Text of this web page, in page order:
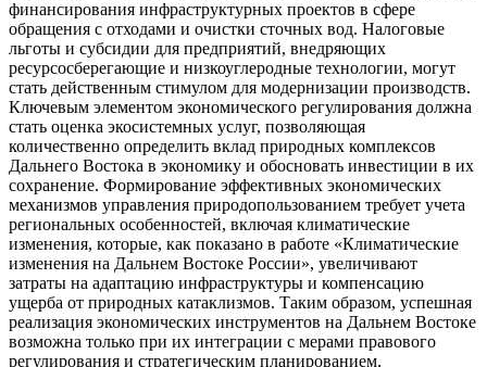
финансирования инфраструктурных проектов в сфере
обращения с отходами и очистки сточных вод. Налоговые
льготы и субсидии для предприятий, внедряющих
ресурсосберегающие и низкоуглеродные технологии, могут
стать действенным стимулом для модернизации производств.
Ключевым элементом экономического регулирования должна
стать оценка экосистемных услуг, позволяющая
количественно определить вклад природных комплексов
Дальнего Востока в экономику и обосновать инвестиции в их
сохранение. Формирование эффективных экономических
механизмов управления природопользованием требует учета
региональных особенностей, включая климатические
изменения, которые, как показано в работе «Климатические
изменения на Дальнем Востоке России», увеличивают
затраты на адаптацию инфраструктуры и компенсацию
ущерба от природных катаклизмов. Таким образом, успешная
реализация экономических инструментов на Дальнем Востоке
возможна только при их интеграции с мерами правового
регулирования и стратегическим планированием,